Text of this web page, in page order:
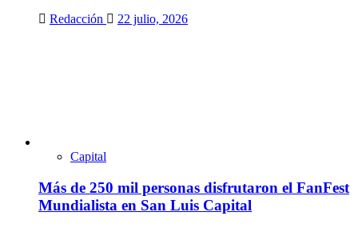
Redacción 22 julio, 2026
Capital
Más de 250 mil personas disfrutaron el FanFest
Mundialista en San Luis Capital